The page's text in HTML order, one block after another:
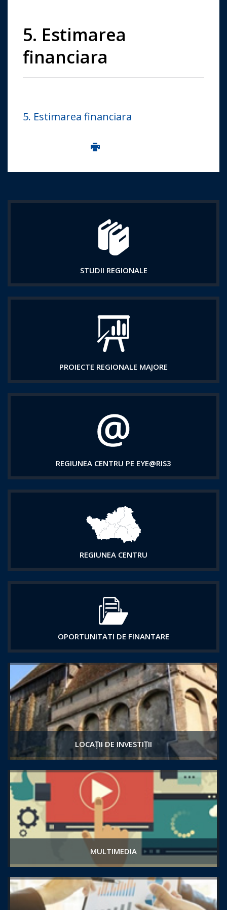
5. Estimarea
financiara
5. Estimarea financiara
Imprima aceasta pagina
STUDII REGIONALE
PROIECTE REGIONALE MAJORE
REGIUNEA CENTRU PE EYE@RIS3
REGIUNEA CENTRU
OPORTUNITATI DE FINANTARE
LOCAȚII DE INVESTIȚII
MULTIMEDIA